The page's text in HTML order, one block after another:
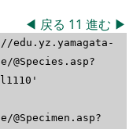
◀ 戻る 11 進む ▶
@Species.asp?